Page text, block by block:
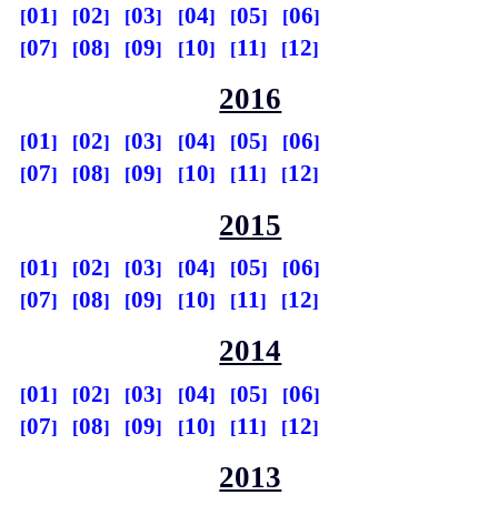
01 02 03 04 05
06
07
08 09 10 11 12
2016
01 02 03 04 05
06
07
08 09 10 11 12
2015
01 02 03 04 05
06
07
08 09 10 11 12
2014
01 02 03 04 05
06
07
08 09 10 11 12
2013